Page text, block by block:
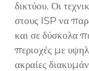
δικτύου. Οι
στους ISP να
και σε δύσκολα
περιοχές με
ακραίες